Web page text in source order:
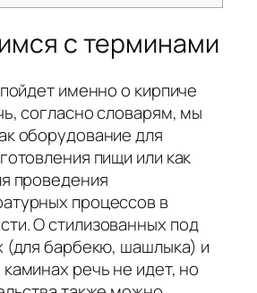
с терминами
именно о кирпиче
согласно словарям, мы
оборудование для
пищи или как
проведения
процессов в
О стилизованных под
(для барбекю, шашлыка) и
речь не идет, но